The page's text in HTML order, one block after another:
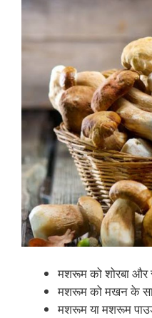
मशरूम को शोरबा और
मशरूम को मखन के
मशरूम या मशरूम